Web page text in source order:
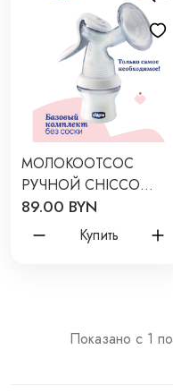
МОЛОКООТСОС
РУЧНОЙ CHICCO
NATURAL FEELING БЕЗ
СОСКИ С
ПРИНАДЛЕЖНОСТЯМИ
89.00 BYN
Купить
Показано с 1